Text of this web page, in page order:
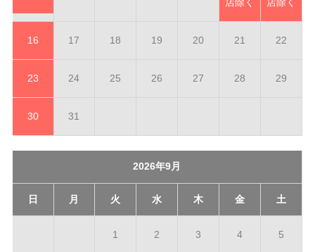
16 17 18 19 20 21 22
23 24 25 26 27 28 29
30 31
2026年9月
日 月 火 水 木 金 土
1 2 3 4 5